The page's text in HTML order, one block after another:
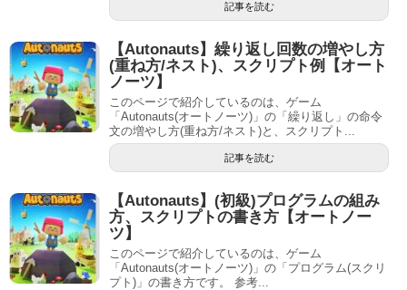
記事を読む
【Autonauts】繰り返し回数の増やし方
(重ね方/ネスト)、スクリプト例【オート
ノーツ】
このページで紹介しているのは、ゲーム
「Autonauts(オートノーツ)」の「繰り返し」の命令
文の増やし方(重ね方/ネスト)と、スクリプト...
記事を読む
【Autonauts】(初級)プログラムの組み
方、スクリプトの書き方【オートノー
ツ】
このページで紹介しているのは、ゲーム
「Autonauts(オートノーツ)」の「プログラム(スクリ
プト)」の書き方です。 参考...